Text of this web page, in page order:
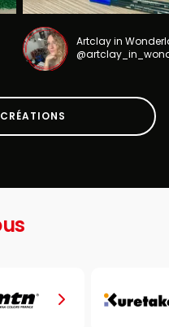
Artclay in